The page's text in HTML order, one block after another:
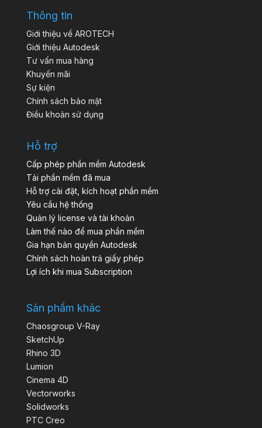
Thông tin
Giới thiệu về AROTECH
Giới thiệu Autodesk
Tư vấn mua hàng
Khuyến mãi
Sự kiện
Chính sách bảo mật
Điều khoản sử dụng
Hỗ trợ
Cấp phép phần mềm Autodesk
Tải phần mềm đã mua
Hỗ trợ cài đặt, kích hoạt phần mềm
Yêu cầu hệ thống
Quản lý license và tài khoản
Làm thế nào để mua phần mềm
Gia hạn bản quyền Autodesk
Chính sách hoàn trả giấy phép
Lợi ích khi mua Subscription
Sản phẩm khác
Chaosgroup V-Ray
SketchUp
Rhino 3D
Lumion
Cinema 4D
Vectorworks
Solidworks
PTC Creo